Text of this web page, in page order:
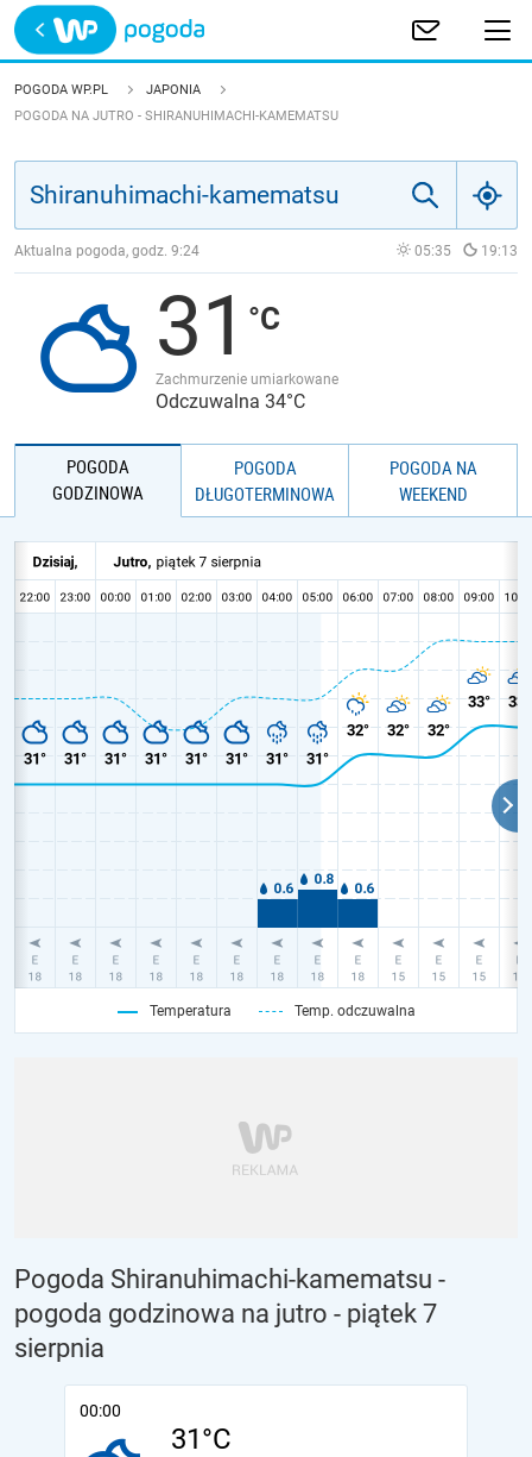
Trwa ładowanie
POLSKA
JAKOŚĆ POWIETRZA
POGODA WP.PL
JAPONIA
POGODA NA JUTRO - SHIRANUHIMACHI-KAMEMATSU
Aktualna pogoda, godz. 9:24 05:35 19:13
31
Zachmurzenie umiarkowane
Odczuwalna 34°C
POGODA
GODZINOWA
POGODA
DŁUGOTERMINOWA
POGODA NA
WEEKEND
Temperatura Temp. odczuwalna
Pogoda Shiranuhimachi-kamematsu -
pogoda godzinowa na jutro - piątek 7
sierpnia
00:00
31°C